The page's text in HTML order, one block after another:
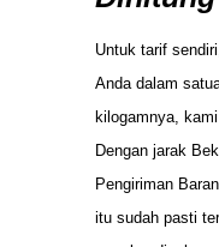
Untuk tarif
Anda dalam
kilogamnya,
Dengan jarak
Pengiriman
itu sudah pasti